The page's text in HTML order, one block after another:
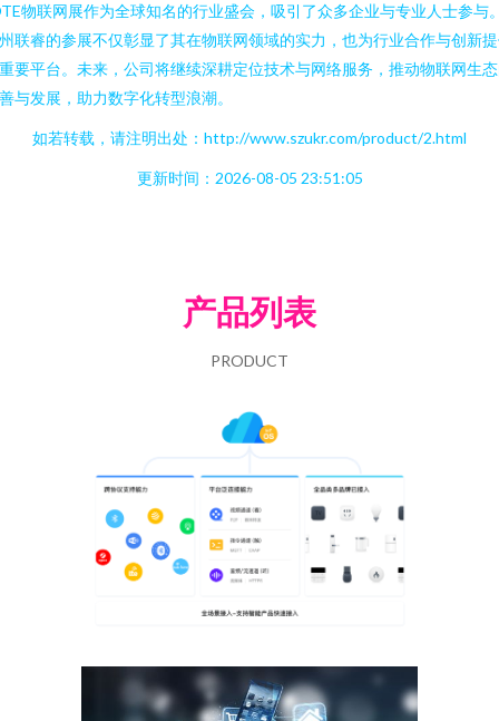
物联网展作为全球知名的行业盛会，吸引了众多企业与专业人士参与
联睿的参展不仅彰显了其在物联网领域的实力，也为行业合作与创新
要平台。未来，公司将继续深耕定位技术与网络服务，推动物联网生
与发展，助力数字化转型浪潮。
如若转载，请注明出处：http://www.szukr.com/product/2.html
更新时间：2026-08-05 23:51:05
产品列表
PRODUCT